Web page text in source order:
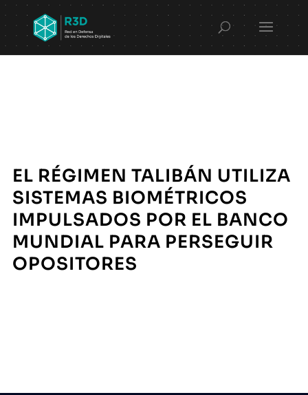
EL RÉGIMEN TALIBÁN UTILIZA
SISTEMAS BIOMÉTRICOS
IMPULSADOS POR EL BANCO
MUNDIAL PARA PERSEGUIR
OPOSITORES